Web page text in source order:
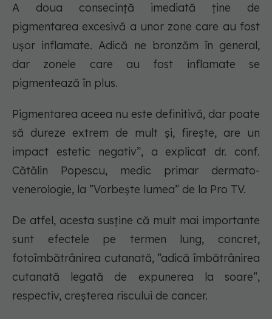
A doua consecință imediată ține de
pigmentarea excesivă a unor zone care au fost
ușor inflamate. Adică ne bronzăm în general,
dar zonele care au fost inflamate se
pigmentează în plus.
Pigmentarea aceea nu este definitivă, dar poate
să dureze extrem de mult și, firește, are un
impact estetic negativ”, a explicat dr. conf.
Cătălin Popescu, medic primar dermato-
venerologie, la ”Vorbește lumea” de la Pro TV.
De atfel, acesta susține că mult mai importante
sunt efectele pe termen lung, concret,
fotoîmbătrânirea cutanată, ”adică îmbătrânirea
cutanată legată de expunerea la soare”,
respectiv, creșterea riscului de cancer.